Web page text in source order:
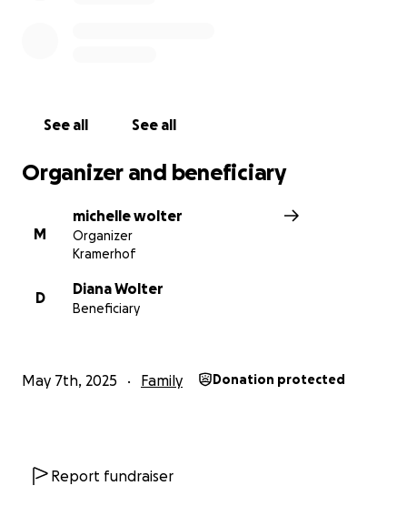
See all See all
Organizer and beneficiary
M
michelle wolter
Organizer
Kramerhof
D
Diana Wolter
Beneficiary
May 7th, 2025 Family Donation protected
Report fundraiser